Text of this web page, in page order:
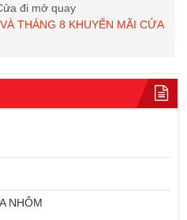
đi mở quay
THÁNG 8 KHUYẾN MÃI CỬA
NHÔM